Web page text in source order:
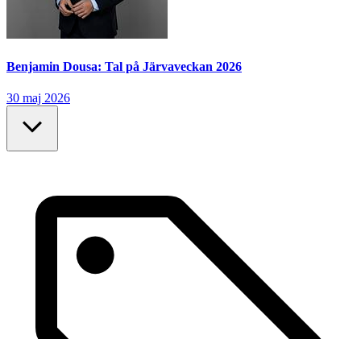
Benjamin Dousa: Tal på Järvaveckan 2026
30 maj 2026